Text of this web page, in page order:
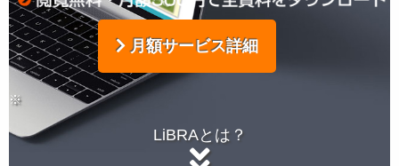
月額サービス詳細
※
LiBRAとは？